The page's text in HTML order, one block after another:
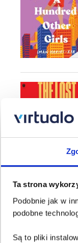
Ta strona
Podobnie jak w
podobne
Są to pliki